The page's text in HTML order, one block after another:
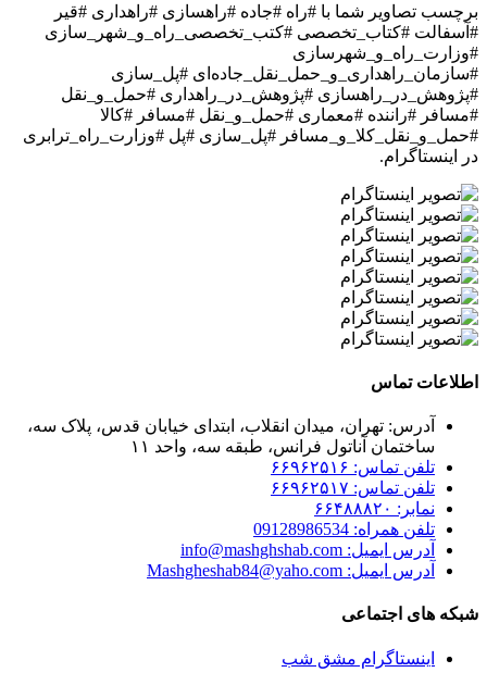
برچسب تصاویر شما با #راه #جاده #راهسازی #راهداری #قیر
#آسفالت #کتاب_تخصصی #کتب_تخصصی_راه_و_شهر_سازی
#وزارت_راه_و_شهرسازی
#سازمان_راهداری_و_حمل_نقل_جاده‌ای #پل_سازی
#پژوهش_در_راهسازی #پژوهش_در_راهداری #حمل_و_نقل
#مسافر #راننده #معماری #حمل_و_نقل #مسافر #کالا
#حمل_و_نقل_کلا_و_مسافر #پل_سازی #پل #وزارت_راه_ترابری
در اینستاگرام.
اطلاعات تماس
آدرس: تهران، میدان انقلاب، ابتدای خیابان قدس، پلاک سه،
ساختمان آناتول فرانس، طبقه سه، واحد ۱۱
تلفن تماس: ۶۶۹۶۲۵۱۶
تلفن تماس: ۶۶۹۶۲۵۱۷
نمابر: ۶۶۴۸۸۸۲۰
تلفن همراه: 09128986534
آدرس ایمیل: info@mashghshab.com
آدرس ایمیل: Mashgheshab84@yaho.com
شبکه های اجتماعی
اینستاگرام مشق شب